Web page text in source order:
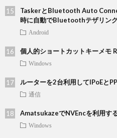
TaskerとBluetooth Auto
時に自動でBluetoothテザリン
Android
個人的ショートカットキーメモ
Windows
ルーターを2台利用してIPoEと
通信
AmatsukazeでNVEncを利用す
Windows